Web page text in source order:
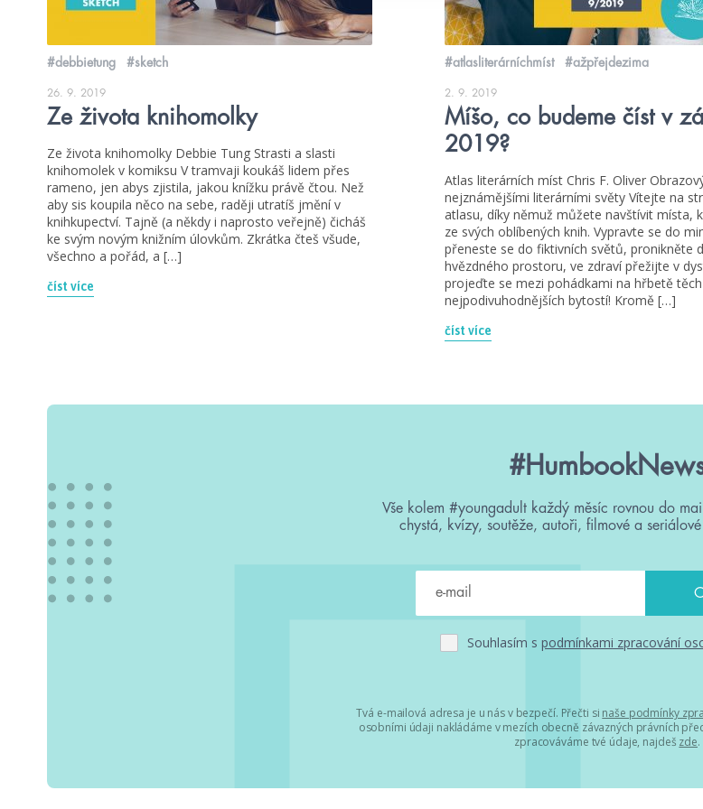
#debbietung #sketch
26. 9. 2019
Ze života knihomolky
Ze života knihomolky Debbie Tung Strasti a slasti
knihomolek v komiksu V tramvaji koukáš lidem přes
rameno, jen abys zjistila, jakou knížku právě čtou. Než
aby sis koupila něco na sebe, raději utratíš jmění v
knihkupectví. Tajně (a někdy i naprosto veřejně) čicháš
ke svým novým knižním úlovkům. Zkrátka čteš všude,
všechno a pořád, a […]
číst více
#atlasliterárníchmíst #ažpřejdezima
2. 9. 2019
Míšo, co budeme číst v
2019?
Atlas literárních míst Chris F. Oliver
nejznámějšími literárními světy Vítejte na
atlasu, díky němuž můžete navštívit místa,
ze svých oblíbených knih. Vypravte se do
přeneste se do fiktivních světů, pronikněte
hvězdného prostoru, ve zdraví přežijte v
projeďte se mezi pohádkami na hřbetě těch
nejpodivuhodnějších bytostí! Kromě […]
číst více
Vše kolem #youngadult každý měsíc rovnou do
chystá, kvízy, soutěže, autoři, filmové a
Souhlasím s podmínkami zpracování
Tvá e-mailová adresa je u nás v bezpečí. Přečti si naše podmínky
osobními údaji nakládáme v mezích obecně závazných právních
zpracováváme tvé údaje, najdeš zde.